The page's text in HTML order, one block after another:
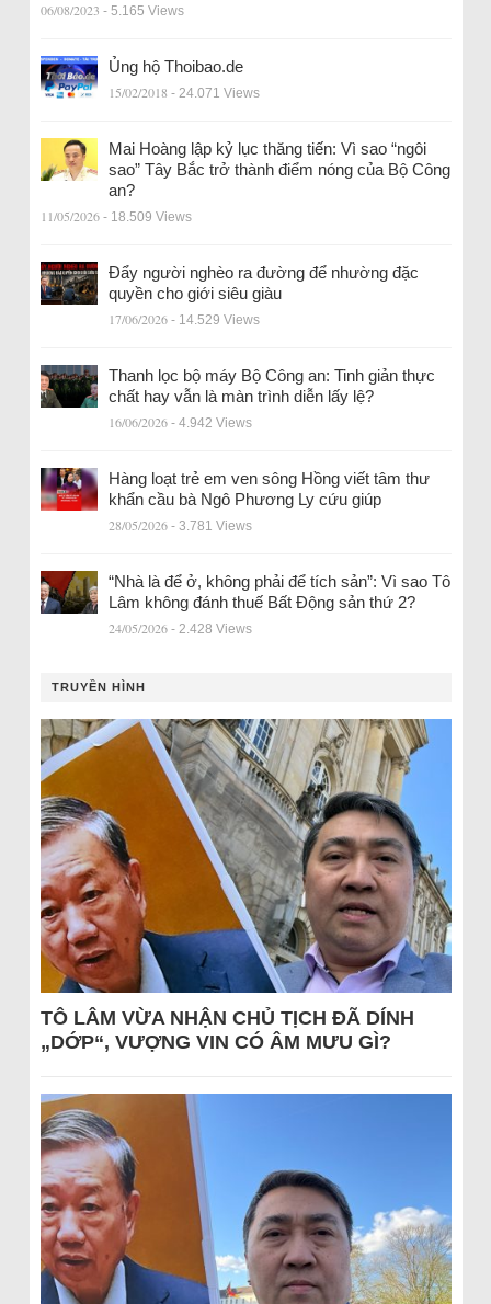
06/08/2023 - 5.165 Views
Ủng hộ Thoibao.de
15/02/2018 - 24.071 Views
Mai Hoàng lập kỷ lục thăng tiến: Vì sao “ngôi
sao” Tây Bắc trở thành điểm nóng của Bộ Công
an?
11/05/2026 - 18.509 Views
Đẩy người nghèo ra đường để nhường đặc
quyền cho giới siêu giàu
17/06/2026 - 14.529 Views
Thanh lọc bộ máy Bộ Công an: Tinh giản thực
chất hay vẫn là màn trình diễn lấy lệ?
16/06/2026 - 4.942 Views
Hàng loạt trẻ em ven sông Hồng viết tâm thư
khẩn cầu bà Ngô Phương Ly cứu giúp
28/05/2026 - 3.781 Views
“Nhà là để ở, không phải để tích sản”: Vì sao Tô
Lâm không đánh thuế Bất Động sản thứ 2?
24/05/2026 - 2.428 Views
TRUYỀN HÌNH
TÔ LÂM VỪA NHẬN CHỦ TỊCH ĐÃ DÍNH
„DỚP“, VƯỢNG VIN CÓ ÂM MƯU GÌ?